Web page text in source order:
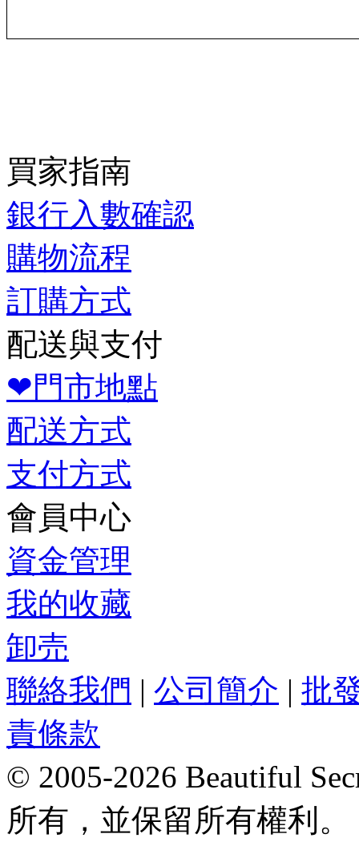
買家指南
銀行入數確認
購物流程
訂購方式
配送與支付
❤門市地點
配送方式
支付方式
會員中心
資金管理
我的收藏
卸売
聯絡我們 | 公司簡介 | 批
責條款
© 2005-2026 Beautiful
所有，並保留所有權利。